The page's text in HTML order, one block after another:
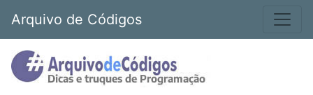
Arquivo de Códigos